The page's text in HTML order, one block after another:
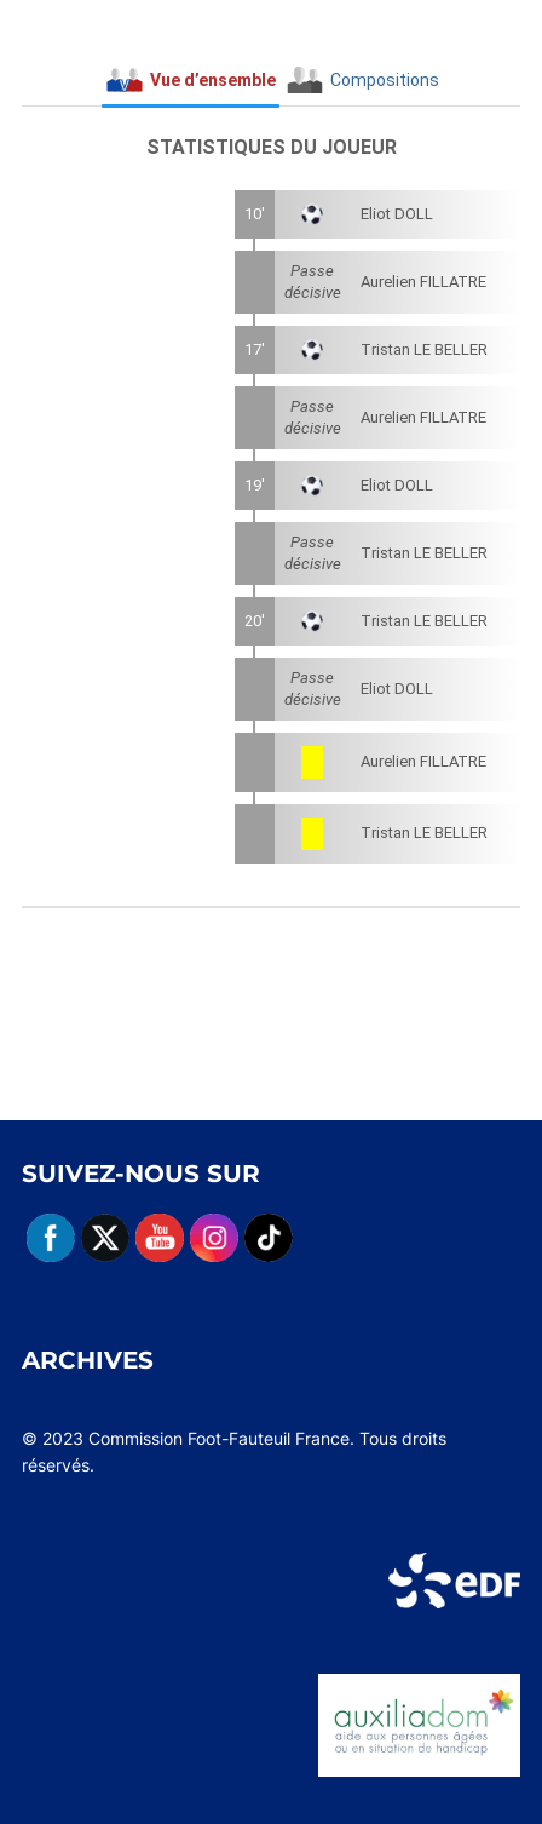
Vue d’ensemble Compositions
STATISTIQUES DU JOUEUR
10' Eliot DOLL
Passe
décisive
Aurelien FILLATRE
17' Tristan LE BELLER
Passe
décisive
Aurelien FILLATRE
19' Eliot DOLL
Passe
décisive
Tristan LE BELLER
20' Tristan LE BELLER
Passe
décisive
Eliot DOLL
Aurelien FILLATRE
Tristan LE BELLER
SUIVEZ-NOUS SUR
ARCHIVES
© 2023 Commission Foot-Fauteuil France. Tous droits
réservés.